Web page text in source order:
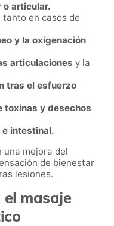
o articular.
tanto en casos de
y la oxigenación
articulaciones y la
tras el esfuerzo
toxinas y desechos
e intestinal.
una mejora del
de bienestar
lesiones.
el masaje